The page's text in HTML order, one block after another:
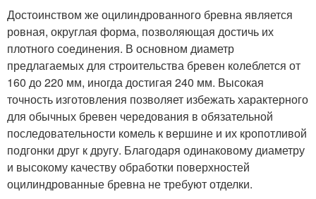
Достоинством же оцилиндрованного бревна является
ровная, округлая форма, позволяющая достичь их
плотного соединения. В основном диаметр
предлагаемых для строительства бревен колеблется от
160 до 220 мм, иногда достигая 240 мм. Высокая
точность изготовления позволяет избежать характерного
для обычных бревен чередования в обязательной
последовательности комель к вершине и их кропотливой
подгонки друг к другу. Благодаря одинаковому диаметру
и высокому качеству обработки поверхностей
оцилиндрованные бревна не требуют отделки.